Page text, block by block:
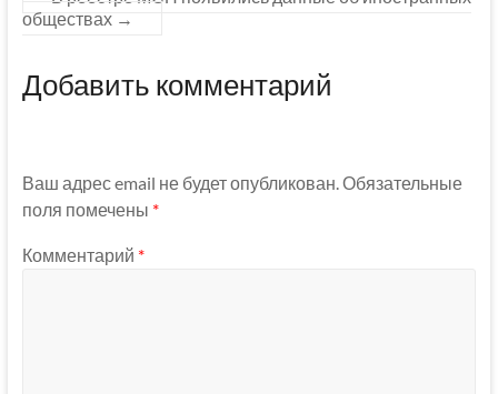
обществах →
Добавить комментарий
Ваш адрес email не будет опубликован. Обязательные
поля помечены *
Комментарий *